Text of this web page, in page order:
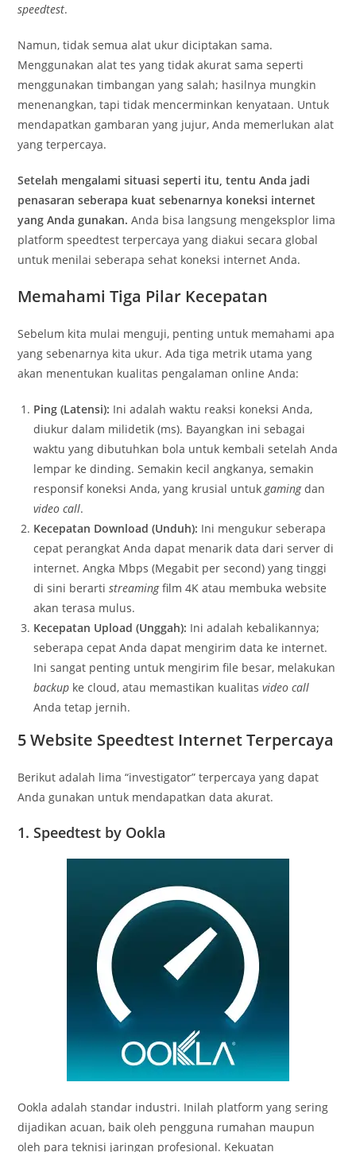
speedtest.
Namun, tidak semua alat ukur diciptakan sama.
Menggunakan alat tes yang tidak akurat sama seperti
menggunakan timbangan yang salah; hasilnya mungkin
menenangkan, tapi tidak mencerminkan kenyataan. Untuk
mendapatkan gambaran yang jujur, Anda memerlukan alat
yang terpercaya.
Setelah mengalami situasi seperti itu, tentu Anda jadi
penasaran seberapa kuat sebenarnya koneksi internet
yang Anda gunakan. Anda bisa langsung mengeksplor lima
platform speedtest terpercaya yang diakui secara global
untuk menilai seberapa sehat koneksi internet Anda.
Memahami Tiga Pilar Kecepatan
Sebelum kita mulai menguji, penting untuk memahami apa
yang sebenarnya kita ukur. Ada tiga metrik utama yang
akan menentukan kualitas pengalaman online Anda:
Ping (Latensi): Ini adalah waktu reaksi koneksi Anda,
diukur dalam milidetik (ms). Bayangkan ini sebagai
waktu yang dibutuhkan bola untuk kembali setelah Anda
lempar ke dinding. Semakin kecil angkanya, semakin
responsif koneksi Anda, yang krusial untukgamingdan
video call.
Kecepatan Download (Unduh): Ini mengukur seberapa
cepat perangkat Anda dapat menarik data dari server di
internet. Angka Mbps (Megabit per second) yang tinggi
di sini berartistreamingfilm 4K atau membuka website
akan terasa mulus.
Kecepatan Upload (Unggah): Ini adalah kebalikannya;
seberapa cepat Anda dapat mengirim data ke internet.
Ini sangat penting untuk mengirim file besar, melakukan
backup ke cloud, atau memastikan kualitasvideo call
Anda tetap jernih.
5 Website Speedtest Internet Terpercaya
Berikut adalah lima “investigator” terpercaya yang dapat
Anda gunakan untuk mendapatkan data akurat.
1. Speedtest by Ookla
Ookla adalah standar industri. Inilah platform yang sering
dijadikan acuan, baik oleh pengguna rumahan maupun
oleh para teknisi jaringan profesional. Kekuatan